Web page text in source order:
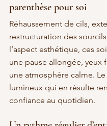
parenthèse pour soi
Réhaussement de cils,
restructuration des
l’aspect esthétique, ces
une pause allongée, yeux
une atmosphère calme.
lumineux qui en résulte
confiance au quotidien.